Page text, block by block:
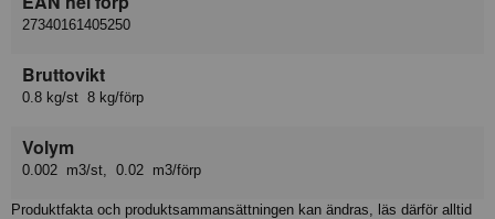
27340161405250
Bruttovikt
0.8 kg/st 8 kg/förp
Volym
0.002 m3/st, 0.02 m3/förp
Produktfakta och produktsammansättningen kan ändras, läs därför alltid